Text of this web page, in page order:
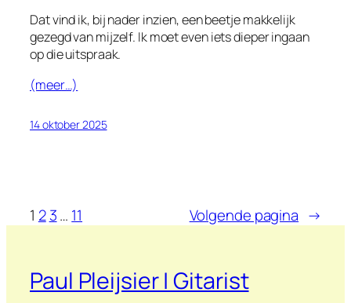
Dat vind ik, bij nader inzien, een beetje makkelijk
gezegd van mijzelf. Ik moet even iets dieper ingaan
op die uitspraak.
(meer…)
14 oktober 2025
1 2 3… 11 Volgende pagina →
Paul Pleijsier | Gitarist